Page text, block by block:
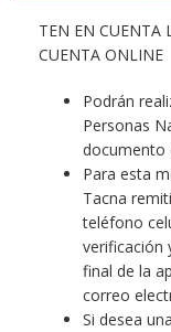
TEN EN CUENTA
CUENTA ONLINE
Podrán
Personas
documento
Para esta
Tacna
teléfono
verificación
final de la
correo
Si desea